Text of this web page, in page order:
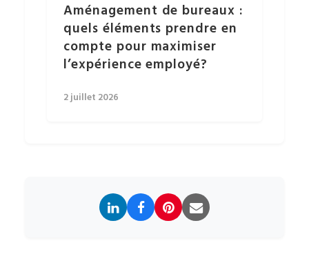
Aménagement de bureaux :
quels éléments prendre en
compte pour maximiser
l’expérience employé?
2 juillet 2026